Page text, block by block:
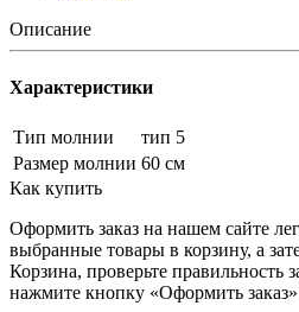
Описание
Характеристики
Тип молнии
тип 5
Размер молнии 60 см
Как купить
Оформить заказ на нашем сайте
выбранные товары в корзину, а
Корзина, проверьте правильность
нажмите кнопку «Оформить